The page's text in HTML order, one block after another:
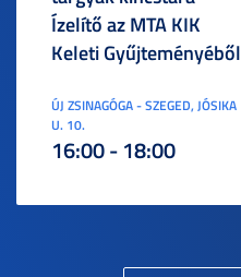
Ízelítő az MTA KIK
Keleti Gyűjteményéből
ÚJ ZSINAGÓGA - SZEGED, JÓSIKA
U. 10.
16:00 - 18:00